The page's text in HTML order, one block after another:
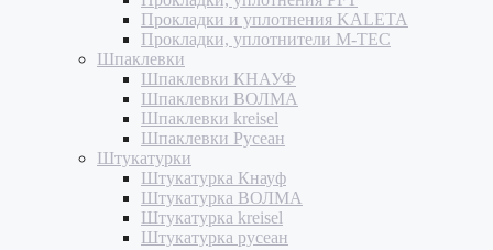
Прокладки и уплотнения KALETA
Прокладки, уплотнители M-TEC
Шпаклевки
Шпаклевки КНАУФ
Шпаклевки ВОЛМА
Шпаклевки kreisel
Шпаклевки Русеан
Штукатурки
Штукатурка Кнауф
Штукатурка ВОЛМА
Штукатурка kreisel
Штукатурка русеан